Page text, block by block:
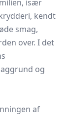
især
kendt
smag,
over. I det
og
af